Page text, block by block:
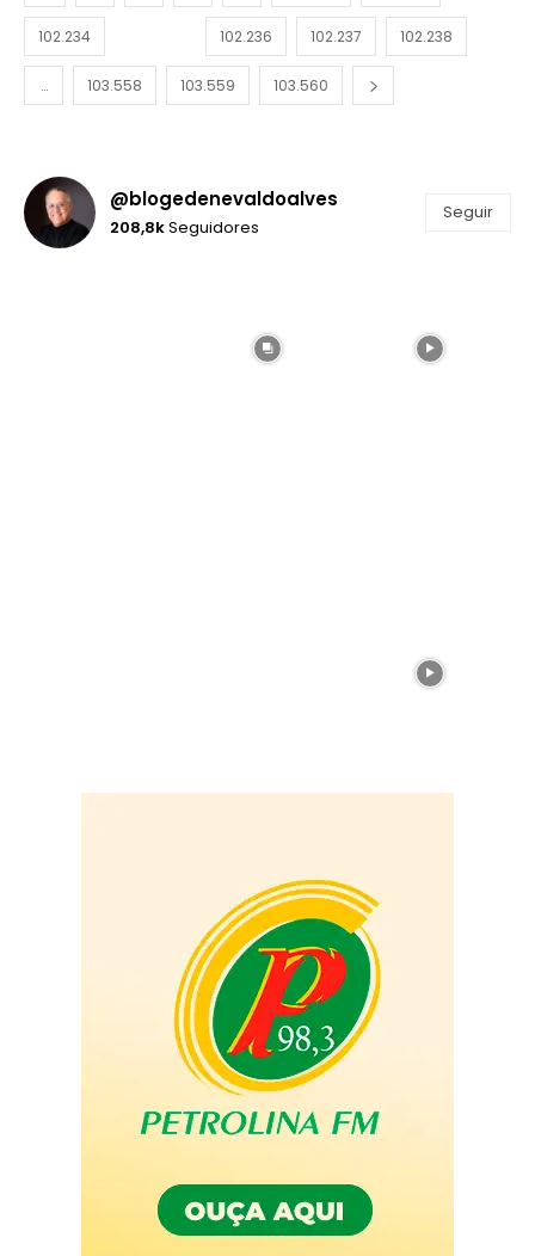
102.234 102.236 102.237 102.238
… 103.558 103.559 103.560
@blogedenevaldoalves
208,8kSeguidores
Seguir